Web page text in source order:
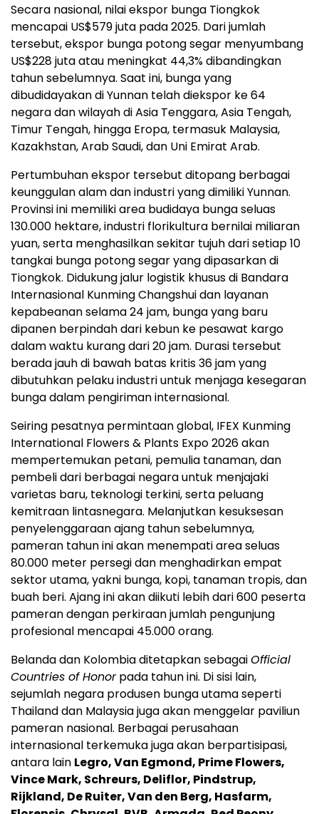
Secara nasional, nilai ekspor bunga Tiongkok
mencapai US$579 juta pada 2025. Dari jumlah
tersebut, ekspor bunga potong segar menyumbang
US$228 juta atau meningkat 44,3% dibandingkan
tahun sebelumnya. Saat ini, bunga yang
dibudidayakan di Yunnan telah diekspor ke 64
negara dan wilayah di Asia Tenggara, Asia Tengah,
Timur Tengah, hingga Eropa, termasuk Malaysia,
Kazakhstan, Arab Saudi, dan Uni Emirat Arab.
Pertumbuhan ekspor tersebut ditopang berbagai
keunggulan alam dan industri yang dimiliki Yunnan.
Provinsi ini memiliki area budidaya bunga seluas
130.000 hektare, industri florikultura bernilai miliaran
yuan, serta menghasilkan sekitar tujuh dari setiap 10
tangkai bunga potong segar yang dipasarkan di
Tiongkok. Didukung jalur logistik khusus di Bandara
Internasional Kunming Changshui dan layanan
kepabeanan selama 24 jam, bunga yang baru
dipanen berpindah dari kebun ke pesawat kargo
dalam waktu kurang dari 20 jam. Durasi tersebut
berada jauh di bawah batas kritis 36 jam yang
dibutuhkan pelaku industri untuk menjaga kesegaran
bunga dalam pengiriman internasional.
Seiring pesatnya permintaan global, IFEX Kunming
International Flowers & Plants Expo 2026 akan
mempertemukan petani, pemulia tanaman, dan
pembeli dari berbagai negara untuk menjajaki
varietas baru, teknologi terkini, serta peluang
kemitraan lintasnegara. Melanjutkan kesuksesan
penyelenggaraan ajang tahun sebelumnya,
pameran tahun ini akan menempati area seluas
80.000 meter persegi dan menghadirkan empat
sektor utama, yakni bunga, kopi, tanaman tropis, dan
buah beri. Ajang ini akan diikuti lebih dari 600 peserta
pameran dengan perkiraan jumlah pengunjung
profesional mencapai 45.000 orang.
Belanda dan Kolombia ditetapkan sebagaiOfficial
Countries of Honorpada tahun ini. Di sisi lain,
sejumlah negara produsen bunga utama seperti
Thailand dan Malaysia juga akan menggelar paviliun
pameran nasional. Berbagai perusahaan
internasional terkemuka juga akan berpartisipasi,
antara lain Legro, Van Egmond, Prime Flowers,
Vince Mark, Schreurs, Deliflor, Pindstrup,
Rijkland, De Ruiter, Van den Berg, Hasfarm,